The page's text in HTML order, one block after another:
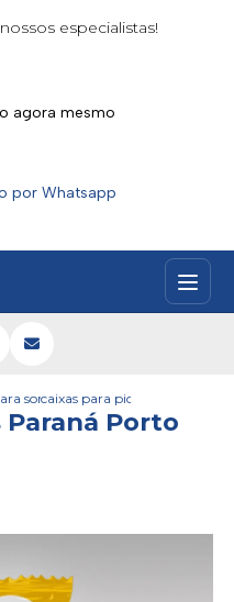
especialistas!
agora mesmo
por Whatsapp
sorvetes e acai
caixas para picoles parana
Paraná Porto